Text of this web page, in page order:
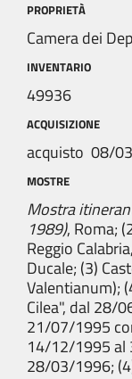
PROPRIETÀ
Camera dei
INVENTARIO
49936
ACQUISIZIONE
acquisto 08/
MOSTRE
Mostra
1989), Roma;
Reggio
Ducale; (3)
Valentianum);
Cilea", dal 28/
21/07/1995
14/12/1995 al
28/03/1996;